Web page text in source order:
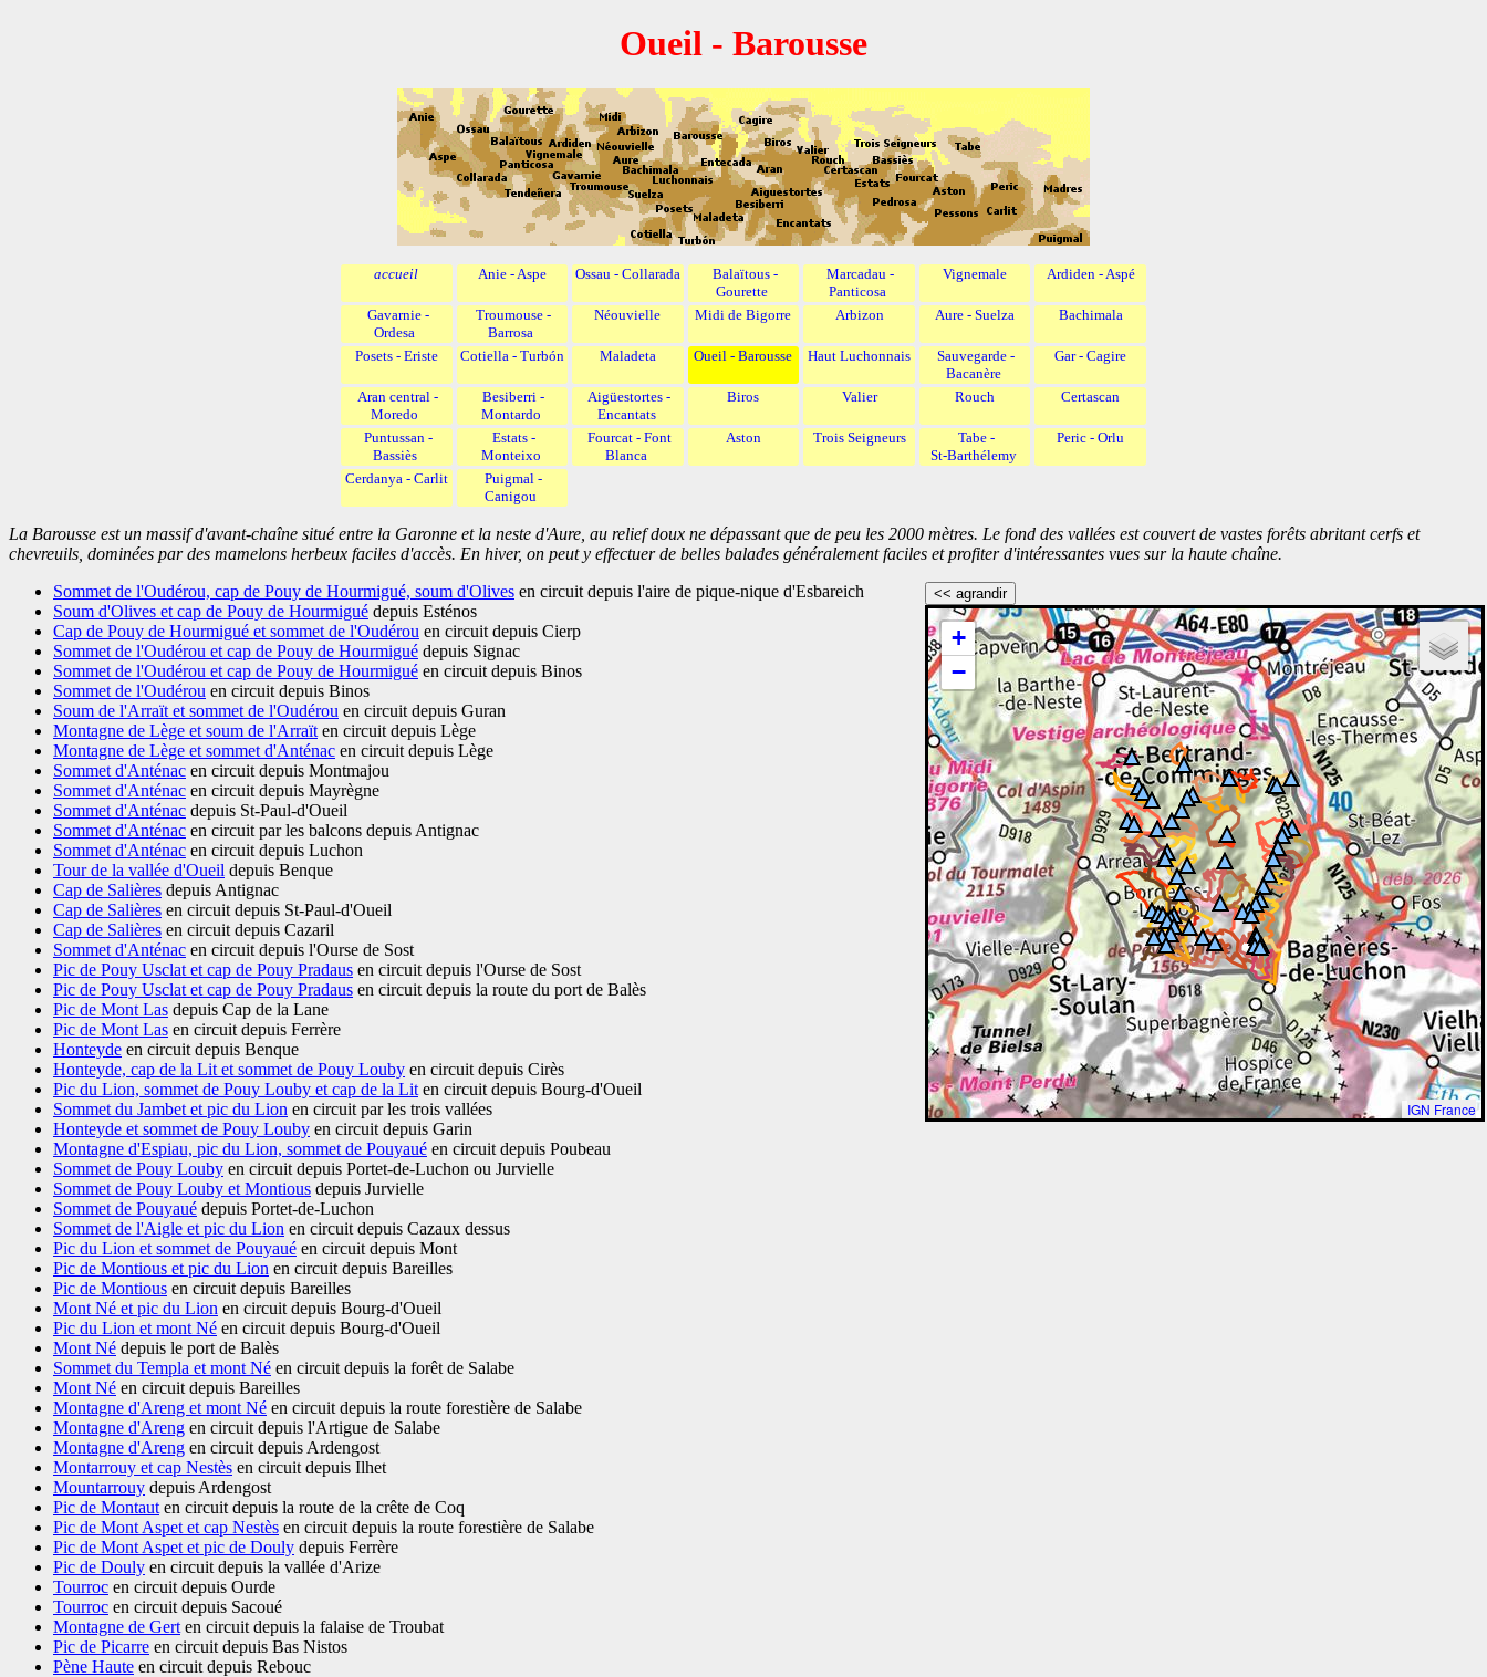
Oueil - Barousse
accueil Anie - Aspe Ossau - Collarada
Balaïtous -
Gourette
Marcadau -
Panticosa
Vignemale Ardiden - Aspé
Gavarnie -
Ordesa
Troumouse -
Barrosa
Néouvielle Midi de Bigorre Arbizon Aure - Suelza Bachimala
Posets - Eriste Cotiella - Turbón Maladeta Oueil - Barousse Haut Luchonnais
Sauvegarde -
Bacanère
Gar - Cagire
Aran central -
Moredo
Besiberri -
Montardo
Aigüestortes -
Encantats
Biros Valier Rouch Certascan
Puntussan -
Bassiès
Estats -
Monteixo
Fourcat - Font
Blanca
Aston Trois Seigneurs
Tabe -
St‑Barthélemy
Peric - Orlu
Cerdanya - Carlit
Puigmal -
Canigou
La Barousse est un massif d'avant-chaîne situé entre la Garonne et la neste d'Aure, au relief doux ne dépassant que de peu les 2000 mètres. Le fond des vallées est couvert de vastes forêts abritant cerfs et
chevreuils, dominées par des mamelons herbeux faciles d'accès. En hiver, on peut y effectuer de belles balades généralement faciles et profiter d'intéressantes vues sur la haute chaîne.
<< agrandir
+
−
IGN France
Sommet de l'Oudérou, cap de Pouy de Hourmigué, soum d'Olives en circuit depuis l'aire de pique-nique d'Esbareich
Soum d'Olives et cap de Pouy de Hourmigué depuis Esténos
Cap de Pouy de Hourmigué et sommet de l'Oudérou en circuit depuis Cierp
Sommet de l'Oudérou et cap de Pouy de Hourmigué depuis Signac
Sommet de l'Oudérou et cap de Pouy de Hourmigué en circuit depuis Binos
Sommet de l'Oudérou en circuit depuis Binos
Soum de l'Arraït et sommet de l'Oudérou en circuit depuis Guran
Montagne de Lège et soum de l'Arraït en circuit depuis Lège
Montagne de Lège et sommet d'Anténac en circuit depuis Lège
Sommet d'Anténac en circuit depuis Montmajou
Sommet d'Anténac en circuit depuis Mayrègne
Sommet d'Anténac depuis St-Paul-d'Oueil
Sommet d'Anténac en circuit par les balcons depuis Antignac
Sommet d'Anténac en circuit depuis Luchon
Tour de la vallée d'Oueil depuis Benque
Cap de Salières depuis Antignac
Cap de Salières en circuit depuis St-Paul-d'Oueil
Cap de Salières en circuit depuis Cazaril
Sommet d'Anténac en circuit depuis l'Ourse de Sost
Pic de Pouy Usclat et cap de Pouy Pradaus en circuit depuis l'Ourse de Sost
Pic de Pouy Usclat et cap de Pouy Pradaus en circuit depuis la route du port de Balès
Pic de Mont Las depuis Cap de la Lane
Pic de Mont Las en circuit depuis Ferrère
Honteyde en circuit depuis Benque
Honteyde, cap de la Lit et sommet de Pouy Louby en circuit depuis Cirès
Pic du Lion, sommet de Pouy Louby et cap de la Lit en circuit depuis Bourg-d'Oueil
Sommet du Jambet et pic du Lion en circuit par les trois vallées
Honteyde et sommet de Pouy Louby en circuit depuis Garin
Montagne d'Espiau, pic du Lion, sommet de Pouyaué en circuit depuis Poubeau
Sommet de Pouy Louby en circuit depuis Portet-de-Luchon ou Jurvielle
Sommet de Pouy Louby et Montious depuis Jurvielle
Sommet de Pouyaué depuis Portet-de-Luchon
Sommet de l'Aigle et pic du Lion en circuit depuis Cazaux dessus
Pic du Lion et sommet de Pouyaué en circuit depuis Mont
Pic de Montious et pic du Lion en circuit depuis Bareilles
Pic de Montious en circuit depuis Bareilles
Mont Né et pic du Lion en circuit depuis Bourg-d'Oueil
Pic du Lion et mont Né en circuit depuis Bourg-d'Oueil
Mont Né depuis le port de Balès
Sommet du Templa et mont Né en circuit depuis la forêt de Salabe
Mont Né en circuit depuis Bareilles
Montagne d'Areng et mont Né en circuit depuis la route forestière de Salabe
Montagne d'Areng en circuit depuis l'Artigue de Salabe
Montagne d'Areng en circuit depuis Ardengost
Montarrouy et cap Nestès en circuit depuis Ilhet
Mountarrouy depuis Ardengost
Pic de Montaut en circuit depuis la route de la crête de Coq
Pic de Mont Aspet et cap Nestès en circuit depuis la route forestière de Salabe
Pic de Mont Aspet et pic de Douly depuis Ferrère
Pic de Douly en circuit depuis la vallée d'Arize
Tourroc en circuit depuis Ourde
Tourroc en circuit depuis Sacoué
Montagne de Gert en circuit depuis la falaise de Troubat
Pic de Picarre en circuit depuis Bas Nistos
Pène Haute en circuit depuis Rebouc